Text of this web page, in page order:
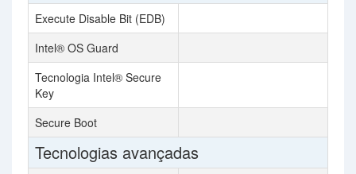
Execute Disable Bit (EDB)
Intel® OS Guard
Tecnologia Intel® Secure
Key
Secure Boot
Tecnologias avançadas